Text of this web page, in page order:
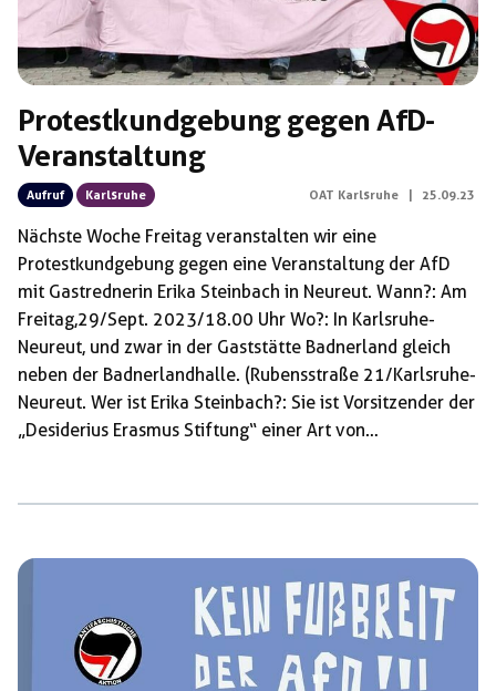
Protestkundgebung gegen AfD-
Veranstaltung
Aufruf Karlsruhe OAT Karlsruhe 25.09.23
Nächste Woche Freitag veranstalten wir eine
Protestkundgebung gegen eine Veranstaltung der AfD
mit Gastrednerin Erika Steinbach in Neureut. Wann?: Am
Freitag,29/Sept. 2023/18.00 Uhr Wo?: In Karlsruhe-
Neureut, und zwar in der Gaststätte Badnerland gleich
neben der Badnerlandhalle. (Rubensstraße 21/Karlsruhe-
Neureut. Wer ist Erika Steinbach?: Sie ist Vorsitzender der
„Desiderius Erasmus Stiftung“ einer Art von
entschlossen zu bekämpfen. Wir wollen gemeinsam mit
euch allen ihnen die Räume streitig machen, in denen sie
sich wie selbstverständlich bewegen, unbehelligt fühlen
und in Sicherheit […]